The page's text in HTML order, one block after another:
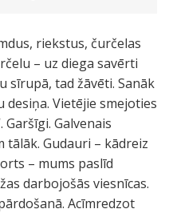
riekstus, čurčelas
– uz diega savērti
sīrupā, tad žāvēti. Sanāk
Vietējie smejoties
Galvenais
tālāk. Gudauri – kādreiz
– mums paslīd
darbojošās viesnīcas.
Acīmredzot